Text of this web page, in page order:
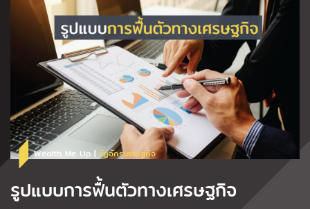
Wealth Me Up | วัฏจักรเศรษฐกิจ
รูปแบบการฟื้นตัวทางเศรษฐกิจ